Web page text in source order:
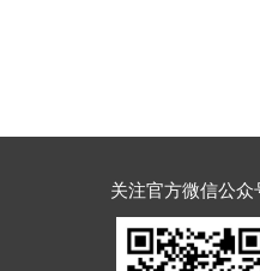
关注官方微信公众